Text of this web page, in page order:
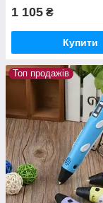
1 105 ₴
Купити
Топ продажів